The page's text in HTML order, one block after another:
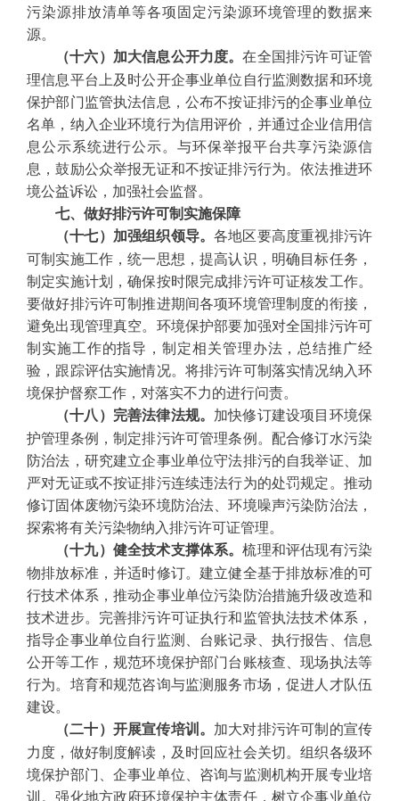
污染源排放清单等各项固定污染源环境管理的数据来
源。
（十六）加大信息公开力度。在全国排污许可证管
理信息平台上及时公开企事业单位自行监测数据和环境
保护部门监管执法信息，公布不按证排污的企事业单位
名单，纳入企业环境行为信用评价，并通过企业信用信
息公示系统进行公示。与环保举报平台共享污染源信
息，鼓励公众举报无证和不按证排污行为。依法推进环
境公益诉讼，加强社会监督。
七、做好排污许可制实施保障
（十七）加强组织领导。各地区要高度重视排污许
可制实施工作，统一思想，提高认识，明确目标任务，
制定实施计划，确保按时限完成排污许可证核发工作。
要做好排污许可制推进期间各项环境管理制度的衔接，
避免出现管理真空。环境保护部要加强对全国排污许可
制实施工作的指导，制定相关管理办法，总结推广经
验，跟踪评估实施情况。将排污许可制落实情况纳入环
境保护督察工作，对落实不力的进行问责。
（十八）完善法律法规。 加快修订建设项目环境保
护管理条例，制定排污许可管理条例。配合修订水污染
防治法，研究建立企事业单位守法排污的自我举证、加
严对无证或不按证排污连续违法行为的处罚规定。推动
修订固体废物污染环境防治法、环境噪声污染防治法，
探索将有关污染物纳入排污许可证管理。
（十九）健全技术支撑体系。梳理和评估现有污染
物排放标准，并适时修订。建立健全基于排放标准的可
行技术体系，推动企事业单位污染防治措施升级改造和
技术进步。完善排污许可证执行和监管执法技术体系，
指导企事业单位自行监测、台账记录、执行报告、信息
公开等工作，规范环境保护部门台账核查、现场执法等
行为。培育和规范咨询与监测服务市场，促进人才队伍
建设。
（二十）开展宣传培训。 加大对排污许可制的宣传
力度，做好制度解读，及时回应社会关切。组织各级环
境保护部门、企事业单位、咨询与监测机构开展专业培
训。强化地方政府环境保护主体责任，树立企事业单位